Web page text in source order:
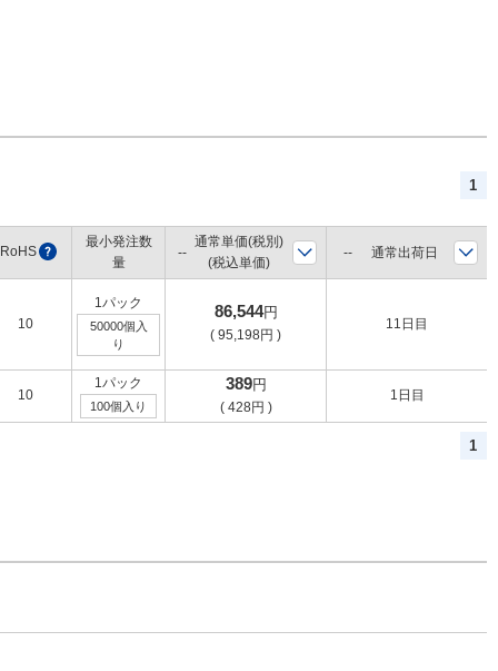
1
RoHS ?
最小発注数
量
10
1パック
50000個入
り
10
1パック
100個入り
通常単価(税別)
(税込単価)
通常出荷日
86,544円
( 95,198円 )
11日目
389円
( 428円 )
1日目
1